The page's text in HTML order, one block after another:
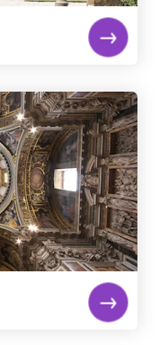
Weiterlesen...
Weiterlesen...